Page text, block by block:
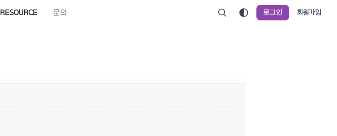
RESOURCE 문의 로그인 회원가입